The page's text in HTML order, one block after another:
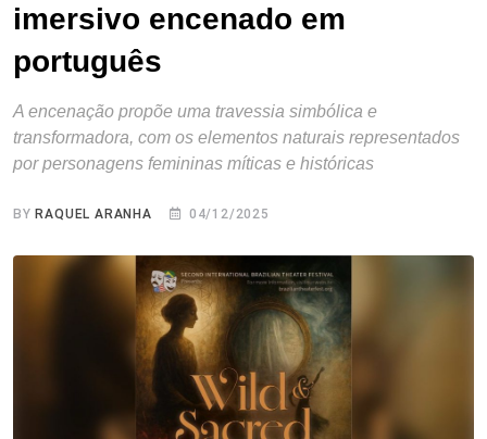
imersivo encenado em
português
A encenação propõe uma travessia simbólica e
transformadora, com os elementos naturais representados
por personagens femininas míticas e históricas
BYRAQUEL ARANHA 04/12/2025